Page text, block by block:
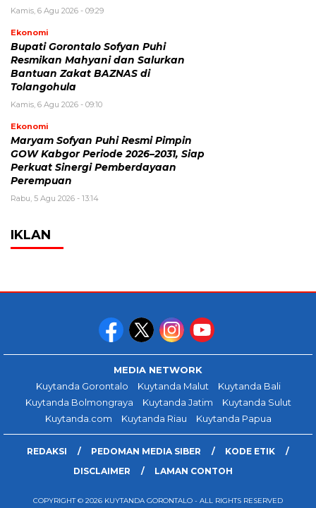
Kamis, 6 Agu 2026 - 09:29
Ekonomi
Bupati Gorontalo Sofyan Puhi
Resmikan Mahyani dan Salurkan
Bantuan Zakat BAZNAS di
Tolangohula
Kamis, 6 Agu 2026 - 09:10
Ekonomi
Maryam Sofyan Puhi Resmi Pimpin
GOW Kabgor Periode 2026–2031, Siap
Perkuat Sinergi Pemberdayaan
Perempuan
Rabu, 5 Agu 2026 - 13:14
IKLAN
MEDIA NETWORK
Kuytanda Gorontalo
Kuytanda Malut
Kuytanda Bali
Kuytanda Bolmongraya
Kuytanda Jatim
Kuytanda Sulut
Kuytanda.com
Kuytanda Riau Kuytanda Papua
REDAKSI PEDOMAN MEDIA SIBER
KODE ETIK
DISCLAIMER
LAMAN CONTOH
COPYRIGHT © 2026 KUYTANDA GORONTALO - ALL RIGHTS RESERVED